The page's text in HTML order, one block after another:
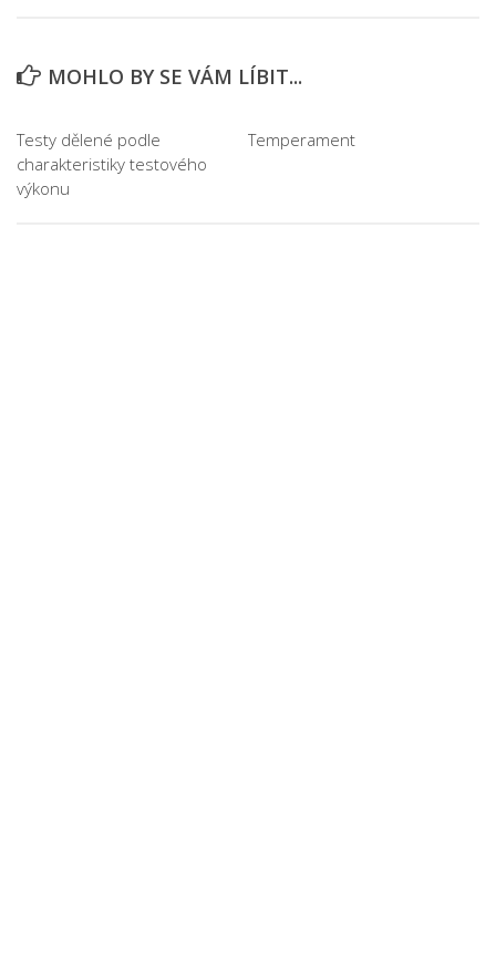
MOHLO BY SE VÁM LÍBIT...
Testy dělené podle
charakteristiky testového
výkonu
Temperament